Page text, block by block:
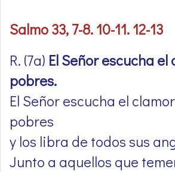
Salmo 33, 7-8. 10-11. 12-13
R. (7a) El Señor escucha el
pobres.
El Señor escucha el
pobres
y los libra de todos sus
Junto a aquellos que